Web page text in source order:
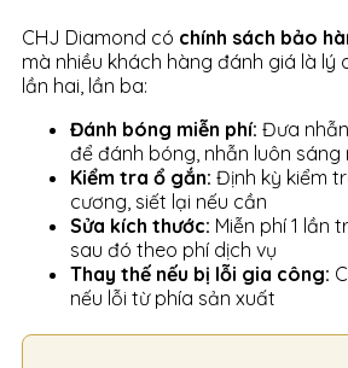
CHJ Diamond có chính sách bảo
mà nhiều khách hàng đánh giá là lý
lần hai, lần ba:
Đánh bóng miễn phí: Đưa
để đánh bóng, nhẫn luôn sáng
Kiểm tra ổ gắn: Định kỳ kiểm
cương, siết lại nếu cần
Sửa kích thước: Miễn phí 1 lần
sau đó theo phí dịch vụ
Thay thế nếu bị lỗi gia công:
nếu lỗi từ phía sản xuất